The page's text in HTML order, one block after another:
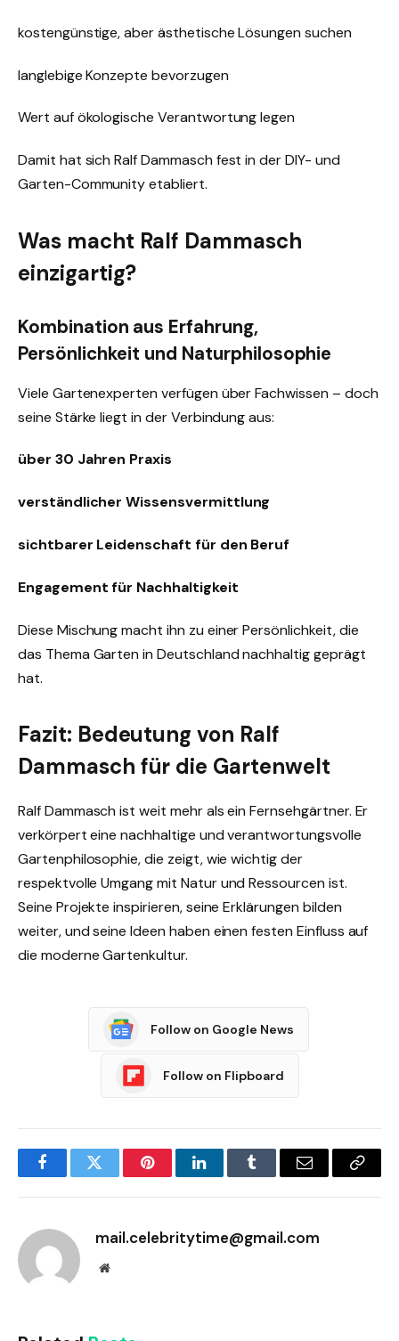
kostengünstige, aber ästhetische Lösungen suchen
langlebige Konzepte bevorzugen
Wert auf ökologische Verantwortung legen
Damit hat sich Ralf Dammasch fest in der DIY- und
Garten-Community etabliert.
Was macht Ralf Dammasch
einzigartig?
Kombination aus Erfahrung,
Persönlichkeit und Naturphilosophie
Viele Gartenexperten verfügen über Fachwissen – doch
seine Stärke liegt in der Verbindung aus:
über 30 Jahren Praxis
verständlicher Wissensvermittlung
sichtbarer Leidenschaft für den Beruf
Engagement für Nachhaltigkeit
Diese Mischung macht ihn zu einer Persönlichkeit, die
das Thema Garten in Deutschland nachhaltig geprägt
hat.
Fazit: Bedeutung von Ralf
Dammasch für die Gartenwelt
Ralf Dammasch ist weit mehr als ein Fernsehgärtner. Er
verkörpert eine nachhaltige und verantwortungsvolle
Gartenphilosophie, die zeigt, wie wichtig der
respektvolle Umgang mit Natur und Ressourcen ist.
Seine Projekte inspirieren, seine Erklärungen bilden
weiter, und seine Ideen haben einen festen Einfluss auf
die moderne Gartenkultur.
Follow on Google News
Follow on Flipboard
FacebookTwitter PinterestLinkedInTumblr Email
Copy
mail.celebritytime@gmail.com
Website